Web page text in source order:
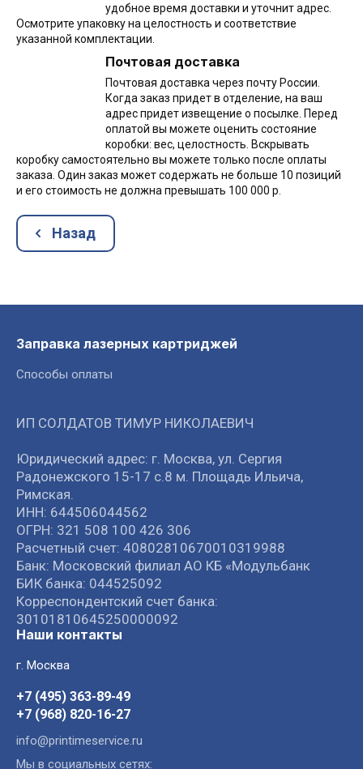
удобное время доставки и уточнит адрес.
Осмотрите упаковку на целостность и соответствие
указанной комплектации.
Почтовая доставка
Почтовая доставка через почту России.
Когда заказ придет в отделение, на ваш
адрес придет извещение о посылке. Перед
оплатой вы можете оценить состояние
коробки: вес, целостность. Вскрывать
коробку самостоятельно вы можете только после оплаты
заказа. Один заказ может содержать не больше 10 позиций
и его стоимость не должна превышать 100 000 р.
Назад
Заправка лазерных картриджей
Способы оплаты
ИП СОЛДАТОВ ТИМУР НИКОЛАЕВИЧ
Юридический адрес: г. Москва, ул. Сергия
Радонежского 15-17 с.8 м. Площадь Ильича,
Римская.
ИНН: 644506044562
ОГРН: 321 508 100 426 306
Расчетный счет: 40802810670010319988
Банк: Московский филиал АО КБ «Модульбанк
БИК банка: 044525092
Корреспондентский счет банка:
30101810645250000092
Наши контакты
г. Москва
+7 (495) 363-89-49
+7 (968) 820-16-27
info@printimeservice.ru
Мы в социальных сетях: